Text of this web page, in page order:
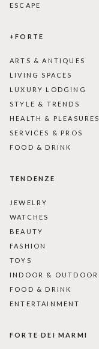
ESCAPE
+FORTE
ARTS & ANTIQUES
LIVING SPACES
LUXURY LODGING
STYLE & TRENDS
HEALTH & PLEASURES
SERVICES & PROS
FOOD & DRINK
TENDENZE
JEWELRY
WATCHES
BEAUTY
FASHION
TOYS
INDOOR & OUTDOOR
FOOD & DRINK
ENTERTAINMENT
FORTE DEI MARMI